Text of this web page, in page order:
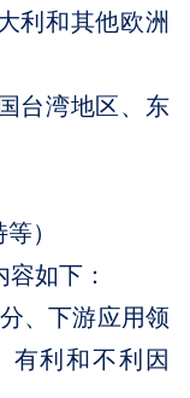
利和其他欧洲
台湾地区、东
）
如下：
、下游应用领
有利和不利因